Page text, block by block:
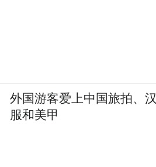
外国游客爱上中国旅拍、汉
服和美甲